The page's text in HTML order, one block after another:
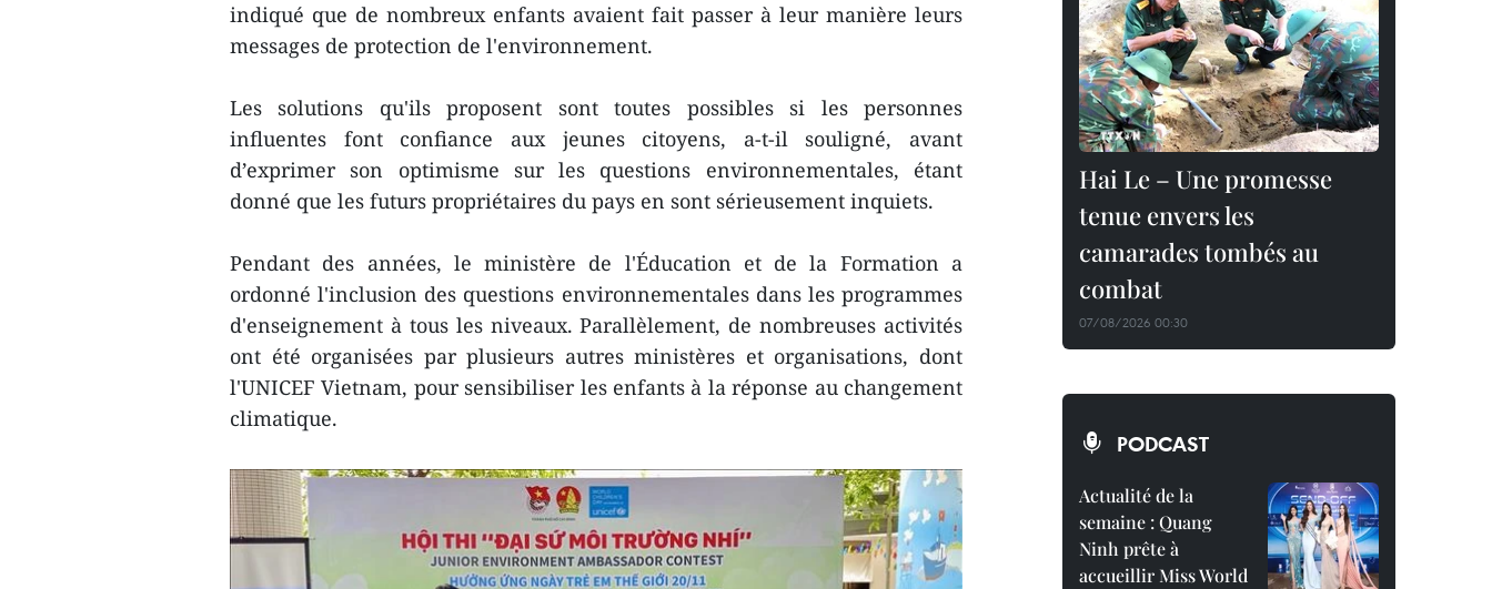
indiqué que de nombreux enfants avaient fait passer à leur manière leurs
messages de protection de l'environnement.
Les solutions qu'ils proposent sont toutes possibles si les personnes
influentes font confiance aux jeunes citoyens, a-t-il souligné, avant
d’exprimer son optimisme sur les questions environnementales, étant
donné que les futurs propriétaires du pays en sont sérieusement inquiets.
Pendant des années, le ministère de l'Éducation et de la Formation a
ordonné l'inclusion des questions environnementales dans les programmes
d'enseignement à tous les niveaux. Parallèlement, de nombreuses activités
ont été organisées par plusieurs autres ministères et organisations, dont
l'UNICEF Vietnam, pour sensibiliser les enfants à la réponse au changement
climatique.
Hai Le – Une promesse
tenue envers les
camarades tombés au
combat
07/08/2026 00:30
PODCAST
Actualité de la
semaine : Quang
Ninh prête à
accueillir Miss World